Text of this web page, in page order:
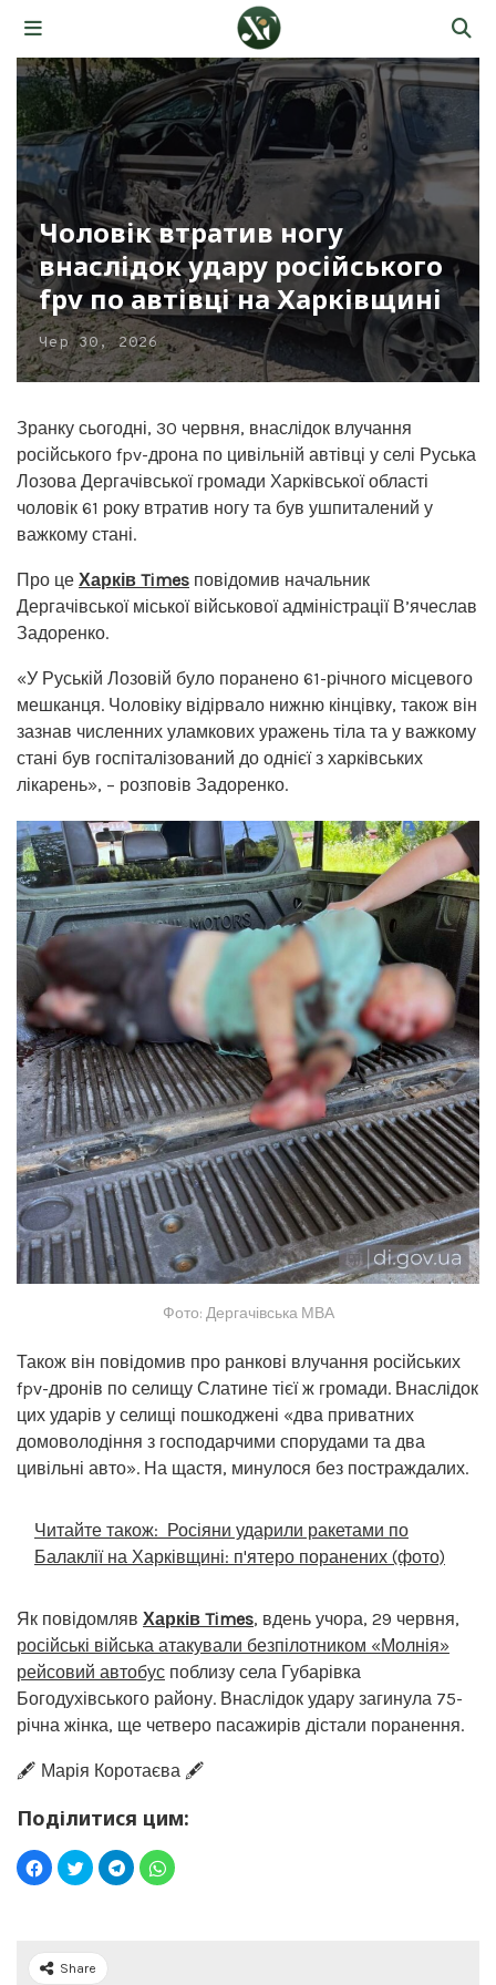
Чоловік втратив ногу
внаслідок удару російського
fpv по автівці на Харківщині
Чер 30, 2026
Зранку сьогодні, 30 червня, внаслідок влучання
російського fpv-дрона по цивільній автівці у селі Руська
Лозова Дергачівської громади Харківської області
чоловік 61 року втратив ногу та був ушпиталений у
важкому стані.
Про це Харків Times повідомив начальник
Дергачівської міської військової адміністрації В’ячеслав
Задоренко.
«У Руській Лозовій було поранено 61-річного місцевого
мешканця. Чоловіку відірвало нижню кінцівку, також він
зазнав численних уламкових уражень тіла та у важкому
стані був госпіталізований до однієї з харківських
лікарень», – розповів Задоренко.
Фото: Дергачівська МВА
Також він повідомив про ранкові влучання російських
fpv-дронів по селищу Слатине тієї ж громади. Внаслідок
цих ударів у селищі пошкоджені «два приватних
домоволодіння з господарчими спорудами та два
цивільні авто». На щастя, минулося без постраждалих.
Читайте також: Росіяни ударили ракетами по
Балаклії на Харківщині: п'ятеро поранених (фото)
Як повідомляв Харків Times, вдень учора, 29 червня,
російські війська атакували безпілотником «Молнія»
рейсовий автобус поблизу села Губарівка
Богодухівського району. Внаслідок удару загинула 75-
річна жінка, ще четверо пасажирів дістали поранення.
🖋️ Марія Коротаєва 🖋️
Поділитися цим:
Share